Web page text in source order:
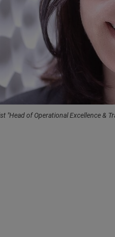
"Head of Operational Excellence &